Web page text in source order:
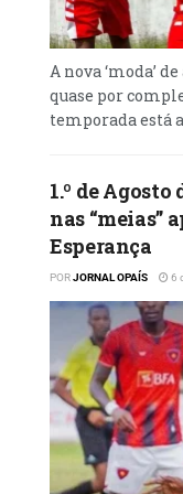
passa pela
agremiação.
O dirigente
reforçar os
ao longo da
Ler Mais
A nova ‘moda’
quase por
temporada está a
1.º de
nas “meias”
Esperança
PORJORNAL OPAÍS 6